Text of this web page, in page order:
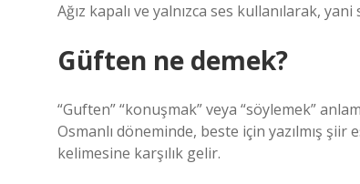
Ağız kapalı ve yalnızca ses kullanılarak,
Güften ne demek?
“Guften” “konuşmak” veya “söylemek”
Osmanlı döneminde, beste için yazılmış
kelimesine karşılık gelir.